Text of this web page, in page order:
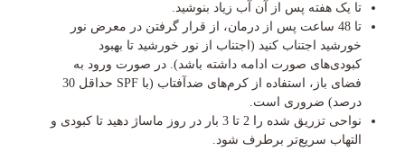
تا یک هفته پس از آن آب زیاد بنوشید.
تا 48 ساعت پس از درمان، از قرار گرفتن در معرض نور
خورشید اجتناب کنید (اجتناب از نور خورشید تا بهبود
کبودی‌های صورت ادامه داشته باشد). در صورت ورود به
فضای باز، استفاده از کرم‌های ضدآفتاب (با SPF حداقل 30
درصد) ضروری است.
نواحی تزریق شده را 2 تا 3 بار در روز ماساژ دهید تا کبودی و
التهاب سریع‌تر برطرف شود.